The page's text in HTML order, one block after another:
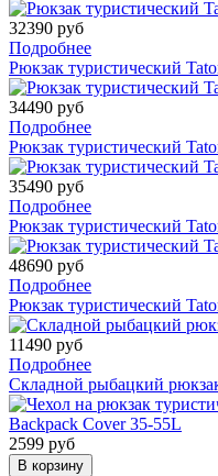
32390 руб
Подробнее
Рюкзак туристический
34490 руб
Подробнее
Рюкзак туристический
35490 руб
Подробнее
Рюкзак туристический
48690 руб
Подробнее
Рюкзак туристический
11490 руб
Подробнее
Складной рыбацкий
2599 руб
В корзину